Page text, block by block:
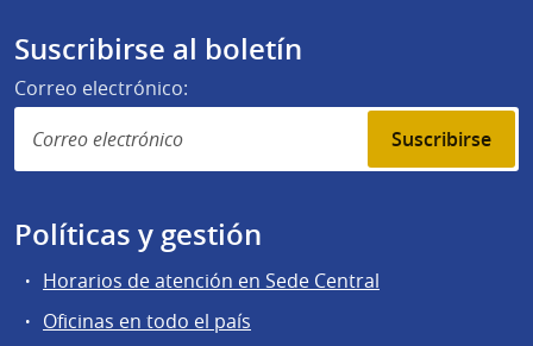
Suscribirse al boletín
Correo electrónico:
Suscribirse
Políticas y gestión
Horarios de atención en Sede Central
Oficinas en todo el país